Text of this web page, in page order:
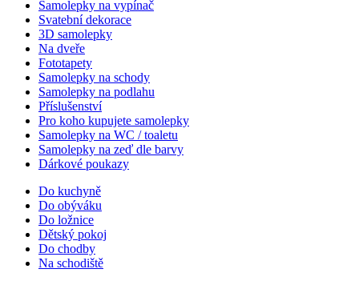
Samolepky na vypínač
Svatební dekorace
3D samolepky
Na dveře
Fototapety
Samolepky na schody
Samolepky na podlahu
Příslušenství
Pro koho kupujete samolepky
Samolepky na WC / toaletu
Samolepky na zeď dle barvy
Dárkové poukazy
Do kuchyně
Do obýváku
Do ložnice
Dětský pokoj
Do chodby
Na schodiště